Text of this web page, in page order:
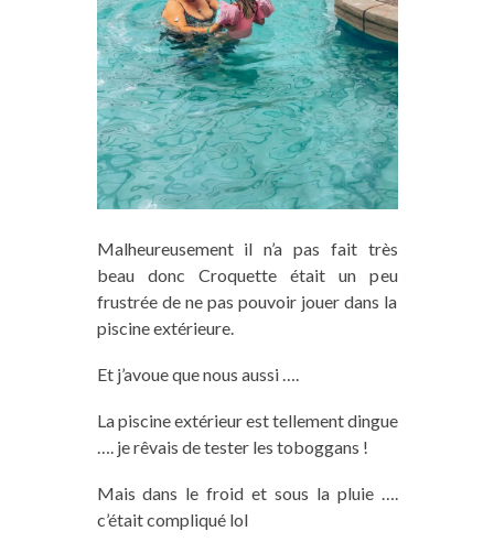
Malheureusement il n’a pas fait très
beau donc Croquette était un peu
frustrée de ne pas pouvoir jouer dans la
piscine extérieure.
Et j’avoue que nous aussi ….
La piscine extérieur est tellement dingue
…. je rêvais de tester les toboggans !
Mais dans le froid et sous la pluie ….
c’était compliqué lol